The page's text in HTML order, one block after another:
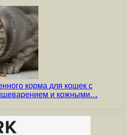
корма для кошек с
и кожными…